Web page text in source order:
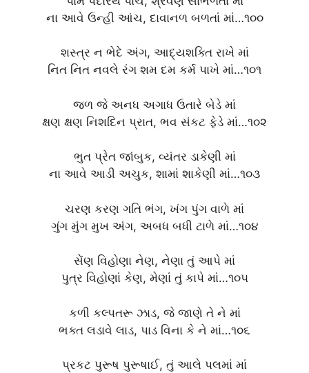
ના આવે ઉન્હી આંચ, દાવાનળ બળતાં માં…૧૦૦
શસ્ત્ર ન ભેદે અંગ, આદ્યશક્તિ રાખે માં
નિત નિત નવલે રંગ શમ દમ કર્મ પાખે માં…૧૦૧
જળ જે અનધ અગાધ ઉતારે બેડે માં
ક્ષણ ક્ષણ નિશદિન પ્રાત, ભવ સંકટ ફેડે માં…૧૦૨
ભુત પ્રેત જાંબુક, વ્યંતર ડાકેણી માં
ના આવે આડી અચુક, શામાં શાકેણી માં…૧૦૩
ચરણ કરણ ગતિ ભંગ, ખંગ પુંગ વાળે માં
ગુંગ મુંગ મુખ અંગ, અબધ બધી ટાળે માં…૧૦૪
સેંણ વિહોણા નેણ, નેણા તું આપે માં
પુત્ર વિહોણાં કેણ, મેણાં તું કાપે માં…૧૦૫
કળી કલ્પતરૂ ઝાડ, જે જાણે તે ને માં
ભક્ત લડાવે લાડ, પાડ વિના કે ને માં…૧૦૬
પ્રકટ પુરૂષ પુરૂષાઈ, તું આલે પલમાં માં